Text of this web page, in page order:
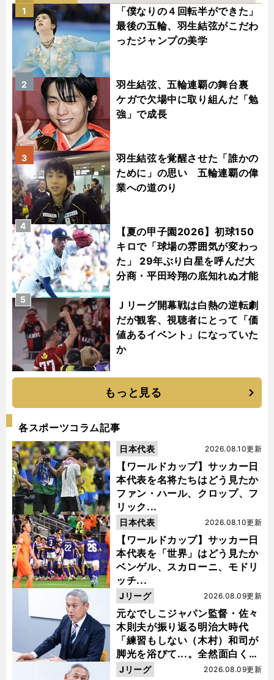
「僕なりの４回転半ができた」
最後の五輪、羽生結弦がこだわ
ったジャンプの美学
1
羽生結弦、五輪連覇の舞台裏
ケガで欠場中に取り組んだ「勉
強」で成長
2
羽生結弦を覚醒させた「誰かの
ために」の思い 五輪連覇の偉
業への道のり
3
【夏の甲子園2026】初球150
キロで「球場の雰囲気が変わっ
た」 29年ぶり白星を呼んだ大
分商・平田玲翔の底知れぬ才能
4
Ｊリーグ開幕戦は白熱の逆転劇
だが観客、視聴者にとって「価
値あるイベント」になっていた
か
5
もっと見る
各スポーツコラム記事
【ワールドカップ】サッカー日
本代表を名将たちはどう見たか
ファン・ハール、クロップ、フ
リック...
2026.08.10更新
日本代表
【ワールドカップ】サッカー日
本代表を「世界」はどう見たか
ベンゲル、スカローニ、モドリ
ッチ...
2026.08.10更新
日本代表
元なでしこジャパン監督・佐々
木則夫が振り返る明治大時代
「練習もしない（木村）和司が
脚光を浴びて...。全然面白くな
い４年間でした」
2026.08.09更新
Jリーグ
2026.08.09更新
Jリーグ